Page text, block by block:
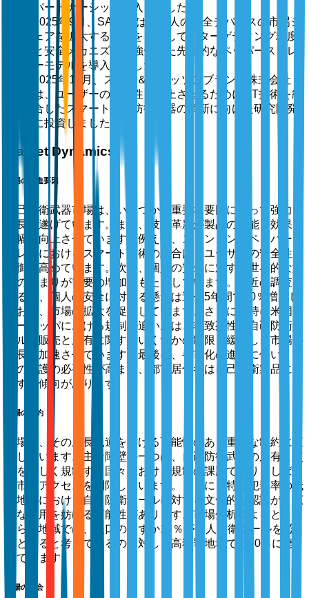
パートナーシップに入りました。
2025年9月、SABREは、個人の安全デバイスの市場シ
ェアを拡大することを目指して、ターゲティング精度
と安全メカニズムを強化した先進的なペッパースプレ
ーモデルを導入しました。
2025年11月、スミス＆ウェッソンブランド株式会社
は、ユーザーの安全性を向上させるためにIoT技術を統
合したスマート自己防衛武器の革新に向けた研究開発
に投資しました。
Market Dynamics
市場の推進要因
自己防衛武器市場は、いくつかの重要な要因によって強力な
成長を遂げています。まず、技術革新が製品の機能と効果を
大幅に向上させています。例えば、スタンガンやペッパース
プレーにおけるスマート技術の統合は、ユーザーの安全性と
制御を高めています。次に、個人の安全に対する世界的な意
識の高まりが需要の増加をもたらしています。最近の調査に
よると、個人の安全に対する懸念は過去5年間で20％増加し
ており、市場の拡大を促進しています。さらに、特に米国や
ヨーロッパにおける規制の追い風は、非致死性の自己防衛ツ
ールの販売と所有に関するいくつかの制限を緩和し、市場の
成長を加速させています。最後に、都市化の進展に伴い、個
人の保護の必要性が高まり、都市居住者は自己防衛製品に投
資する傾向があります。
市場の制約
市場は、その成長軌道を妨げる可能性のある重要な制約に直
面しています。主な障壁の一つは、自己防衛武器の所有と使
用を厳しく規制する国々における規制の課題であり、しばし
ば市場アクセスを制限しています。さらに、特に犯罪率の低
い地域における自己防衛ツールに対する文化的な認識が、広
範な採用を妨げる可能性があります。市場分析によると、こ
れらの地域では、人口のわずか15％が個人防衛ツールを必
要とすると考えているのに対し、高犯罪地域では60％に達
しています。
市場の機会